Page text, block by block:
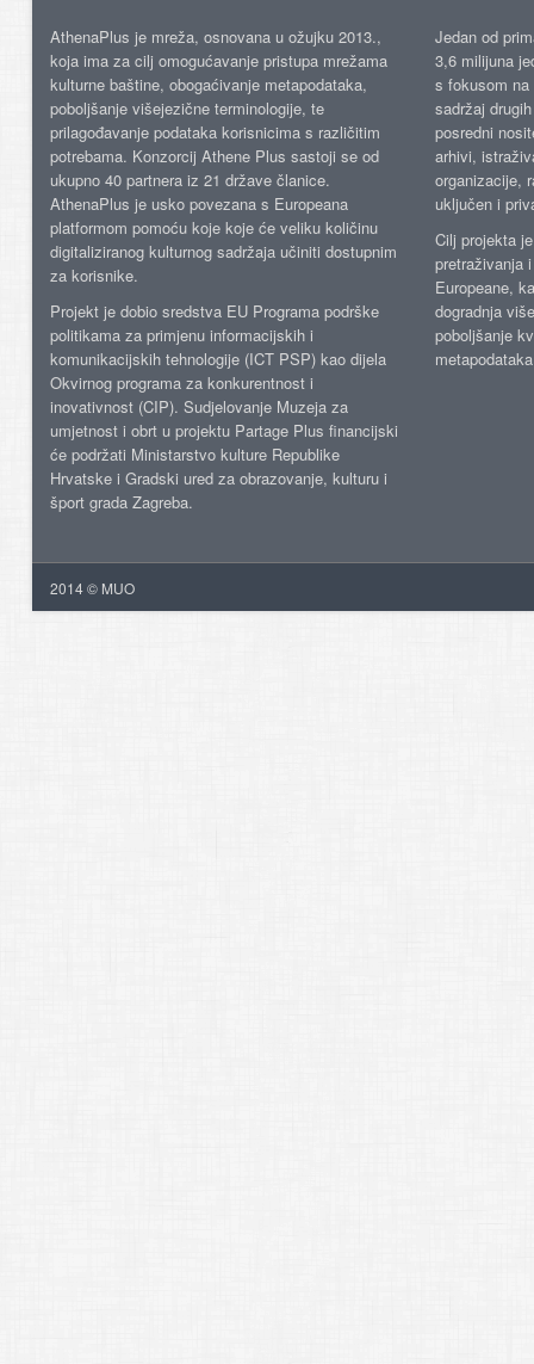
AthenaPlus je mreža, osnovana u ožujku 2013.,
koja ima za cilj omogućavanje pristupa mrežama
kulturne baštine, obogaćivanje metapodataka,
poboljšanje višejezične terminologije, te
prilagođavanje podataka korisnicima s različitim
potrebama. Konzorcij Athene Plus sastoji se od
ukupno 40 partnera iz 21 države članice.
AthenaPlus je usko povezana s Europeana
platformom pomoću koje koje će veliku količinu
digitaliziranog kulturnog sadržaja učiniti dostupnim
za korisnike.
Projekt je dobio sredstva EU Programa podrške
politikama za primjenu informacijskih i
komunikacijskih tehnologije (ICT PSP) kao dijela
Okvirnog programa za konkurentnost i
inovativnost (CIP). Sudjelovanje Muzeja za
umjetnost i obrt u projektu Partage Plus financijski
će podržati Ministarstvo kulture Republike
Hrvatske i Gradski ured za obrazovanje, kulturu i
šport grada Zagreba.
Jedan od
3,6 milijuna
s fokusom
sadržaj
posredni
arhivi,
organizacije,
uključen i
Cilj projekta
pretraživanja
Europeane,
dogradnja
poboljšanje
2014 © MUO